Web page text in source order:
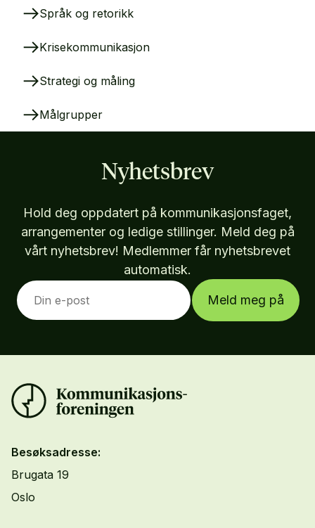
Språk og retorikk
Krisekommunikasjon
Strategi og måling
Målgrupper
Nyhetsbrev
Hold deg oppdatert på kommunikasjonsfaget,
arrangementer og ledige stillinger. Meld deg på
vårt nyhetsbrev! Medlemmer får nyhetsbrevet
automatisk.
Meld meg på
Besøksadresse:
Brugata 19
Oslo